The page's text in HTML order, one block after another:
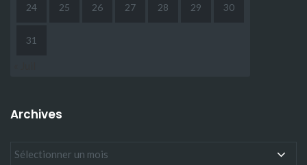
24 25 26 27 28 29 30
31
Archives